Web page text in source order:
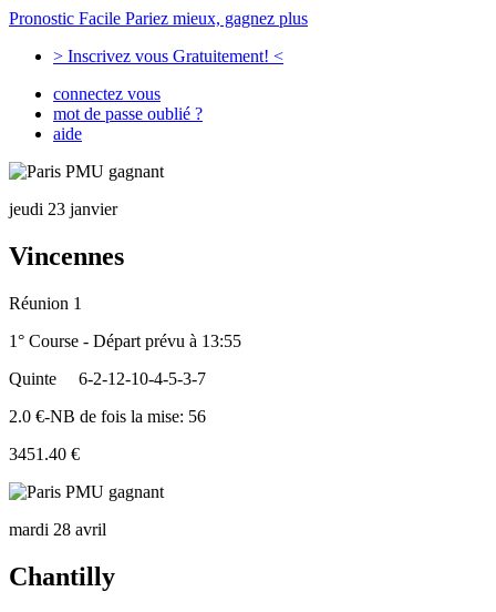
Pronostic Facile Pariez mieux, gagnez plus
> Inscrivez vous Gratuitement! <
connectez vous
mot de passe oublié ?
aide
jeudi 23 janvier
Vincennes
Réunion 1
1° Course - Départ prévu à 13:55
Quinte
6-2-12-10-4-5-3-7
2.0 €-NB de fois la mise: 56
3451.40 €
mardi 28 avril
Chantilly